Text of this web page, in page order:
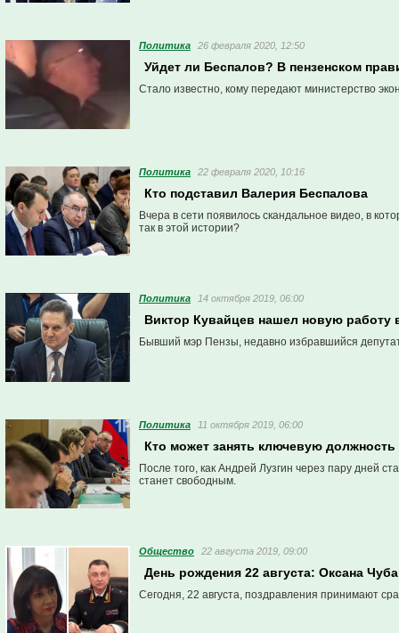
Политика 26 февраля 2020, 12:50
Уйдет ли Беспалов? В пензенском
Стало известно, кому передают министерство
Политика 22 февраля 2020, 10:16
Кто подставил Валерия Беспалова
Вчера в сети появилось скандальное видео, в
так в этой истории?
Политика 14 октября 2019, 06:00
Виктор Кувайцев нашел новую работу
Бывший мэр Пензы, недавно избравшийся
Политика 11 октября 2019, 06:00
Кто может занять ключевую должность
После того, как Андрей Лузгин через пару дней
станет свободным.
Общество 22 августа 2019, 09:00
День рождения 22 августа: Оксана
Сегодня, 22 августа, поздравления принимают